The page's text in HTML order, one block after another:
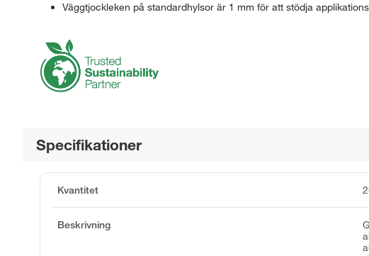
Väggtjockleken på standardhylsor är 1 mm för att stödja
Specifikationer
Kvantitet
Beskrivning